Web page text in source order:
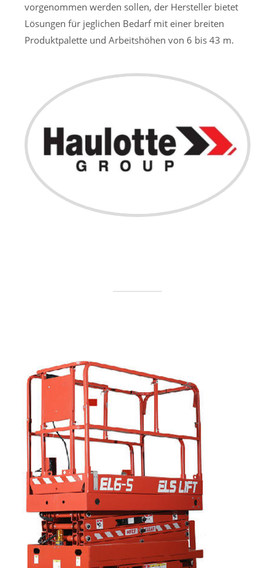
vorgenommen werden sollen, der Hersteller bietet
Lösungen für jeglichen Bedarf mit einer breiten
Produktpalette und Arbeitshöhen von 6 bis 43 m.